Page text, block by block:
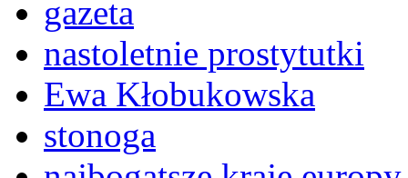
gazeta
nastoletnie prostytutki
Ewa Kłobukowska
stonoga